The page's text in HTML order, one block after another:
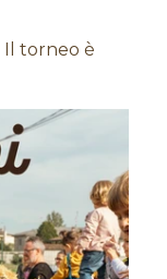
Il torneo è